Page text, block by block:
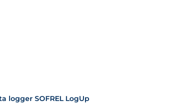
logger SOFREL LogUp